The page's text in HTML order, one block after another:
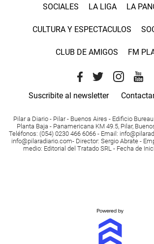
SOCIALES LA LIGA LA
CULTURA Y ESPECTACULOS
CLUB DE AMIGOS FM
Suscribite al newsletter
Pilar a Diario - Pilar - Buenos Aires - Edificio
Planta Baja - Panamericana KM 49.5, Pilar,
Teléfonos: (054) 0230 466 6066 - Email :
info@pilaradiario.com- Director: Sergio Abrate -
medio: Editorial del Tratado SRL - Fecha de